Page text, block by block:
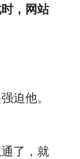
，网站
迫他。
了，就